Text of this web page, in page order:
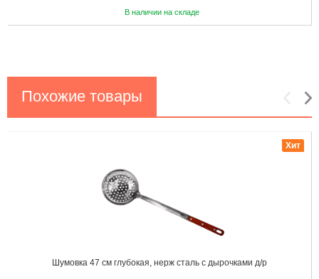
В наличии на складе
Похожие товары
Шумовка 47 см глубокая, нерж сталь с дырочками д/р
Хит